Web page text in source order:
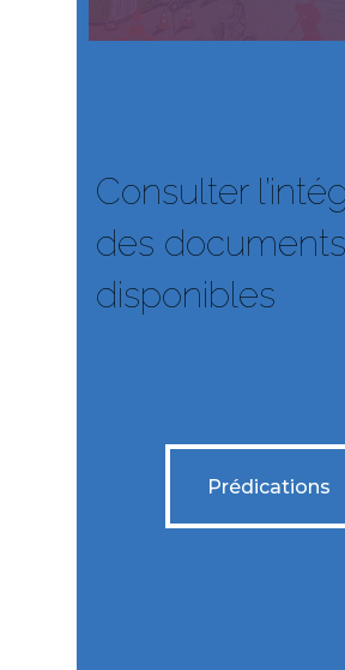
Consulter
des documents
disponibles
Prédications